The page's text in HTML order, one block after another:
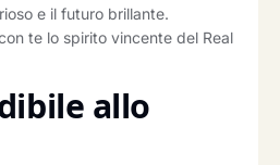
e il futuro brillante.
te lo spirito vincente del Real
allo